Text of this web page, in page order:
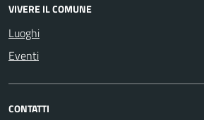
VIVERE IL COMUNE
Luoghi
Eventi
CONTATTI